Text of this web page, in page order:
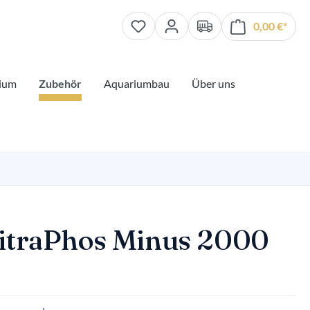
0,00 €*
Zubehör Aquariumbau Über uns
Minus 2000